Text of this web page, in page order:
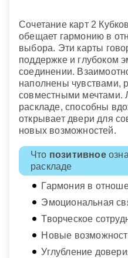
Сочетание карт 2
обещает гармонию в
выбора. Эти карты
поддержке и глубоком
соединении.
наполнены чувствами,
совместными
раскладе, способны
открывает двери для
новых возможностей.
Что позитивное
раскладе
Гармония в
Эмоциональная
Творческое
Новые
Углубление